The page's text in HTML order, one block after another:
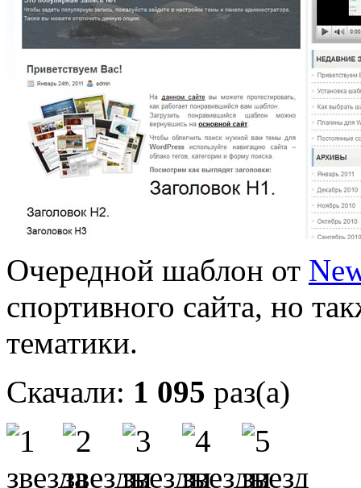
Очередной шаблон от
спортивного сайта, но
тематики.
Скачали: 1 095 раз(а)